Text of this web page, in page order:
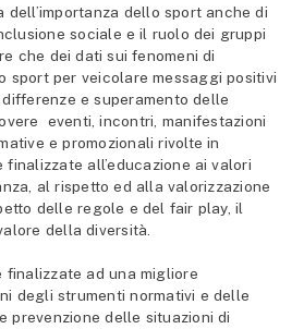
dell’importanza dello sport anche di
sociale e il ruolo dei gruppi
che dei dati sui fenomeni di
sport per veicolare messaggi positivi
e superamento delle
eventi, incontri, manifestazioni
e promozionali rivolte in
all’educazione ai valori
al rispetto ed alla valorizzazione
delle regole e del fair play, il
della diversità.
finalizzate ad una migliore
degli strumenti normativi e delle
prevenzione delle situazioni di